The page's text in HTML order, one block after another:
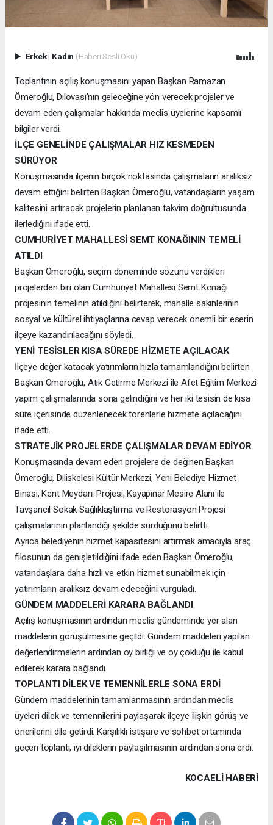
Erkek| Kadın (Haberi Sesli Oku)
Toplantının açılış konuşmasını yapan Başkan Ramazan
Ömeroğlu, Dilovası'nın geleceğine yön verecek projeler ve
devam eden çalışmalar hakkında meclis üyelerine kapsamlı
bilgiler verdi.
İLÇE GENELİNDE ÇALIŞMALAR HIZ KESMEDEN
SÜRÜYOR
Konuşmasında ilçenin birçok noktasında çalışmaların aralıksız
devam ettiğini belirten Başkan Ömeroğlu, vatandaşların yaşam
kalitesini artıracak projelerin planlanan takvim doğrultusunda
ilerlediğini ifade etti.
CUMHURİYET MAHALLESİ SEMT KONAĞININ TEMELİ
ATILDI
Başkan Ömeroğlu, seçim döneminde sözünü verdikleri
projelerden biri olan Cumhuriyet Mahallesi Semt Konağı
projesinin temelinin atıldığını belirterek, mahalle sakinlerinin
sosyal ve kültürel ihtiyaçlarına cevap verecek önemli bir eserin
ilçeye kazandırılacağını söyledi.
YENİ TESİSLER KISA SÜREDE HİZMETE AÇILACAK
İlçeye değer katacak yatırımların hızla tamamlandığını belirten
Başkan Ömeroğlu, Atık Getirme Merkezi ile Afet Eğitim Merkezi
yapım çalışmalarında sona gelindiğini ve her iki tesisin de kısa
süre içerisinde düzenlenecek törenlerle hizmete açılacağını
ifade etti.
STRATEJİK PROJELERDE ÇALIŞMALAR DEVAM EDİYOR
Konuşmasında devam eden projelere de değinen Başkan
Ömeroğlu, Diliskelesi Kültür Merkezi, Yeni Belediye Hizmet
Binası, Kent Meydanı Projesi, Kayapınar Mesire Alanı ile
Tavşancıl Sokak Sağlıklaştırma ve Restorasyon Projesi
çalışmalarının planlandığı şekilde sürdüğünü belirtti.
Ayrıca belediyenin hizmet kapasitesini artırmak amacıyla araç
filosunun da genişletildiğini ifade eden Başkan Ömeroğlu,
vatandaşlara daha hızlı ve etkin hizmet sunabilmek için
yatırımların aralıksız devam edeceğini vurguladı.
GÜNDEM MADDELERİ KARARA BAĞLANDI
Açılış konuşmasının ardından meclis gündeminde yer alan
maddelerin görüşülmesine geçildi. Gündem maddeleri yapılan
değerlendirmelerin ardından oy birliği ve oy çokluğu ile kabul
edilerek karara bağlandı.
TOPLANTI DİLEK VE TEMENNİLERLE SONA ERDİ
Gündem maddelerinin tamamlanmasının ardından meclis
üyeleri dilek ve temennilerini paylaşarak ilçeye ilişkin görüş ve
önerilerini dile getirdi. Karşılıklı istişare ve sohbet ortamında
geçen toplantı, iyi dileklerin paylaşılmasının ardından sona erdi.
KOCAELI HABERİ